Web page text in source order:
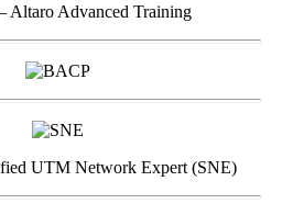
Altaro Advanced Training
UTM Network Expert (SNE)